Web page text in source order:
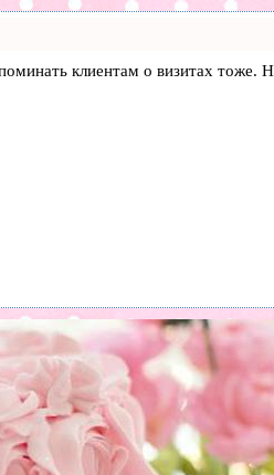
клиентам о визитах